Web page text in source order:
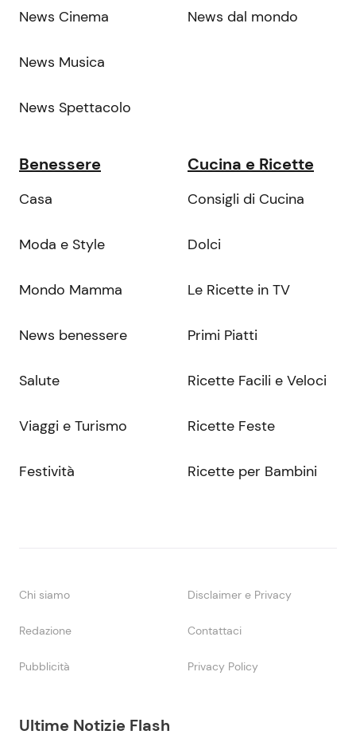
Ultime Notizie Flash
News Cinema
News Musica
News Spettacolo
News dal mondo
Benessere
Casa
Moda e Style
Mondo Mamma
News benessere
Salute
Viaggi e Turismo
Festività
Cucina e Ricette
Consigli di Cucina
Dolci
Le Ricette in TV
Primi Piatti
Ricette Facili e Veloci
Ricette Feste
Ricette per Bambini
Chi siamo Disclaimer e Privacy
Redazione Contattaci
Pubblicità Privacy Policy